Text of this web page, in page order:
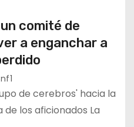
comité de
a enganchar a
de cerebros' hacia la
los aficionados La